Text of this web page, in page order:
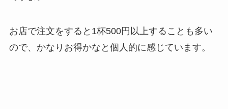
お店で注文をすると1杯500円以上することも多い
ので、かなりお得かなと個人的に感じています。